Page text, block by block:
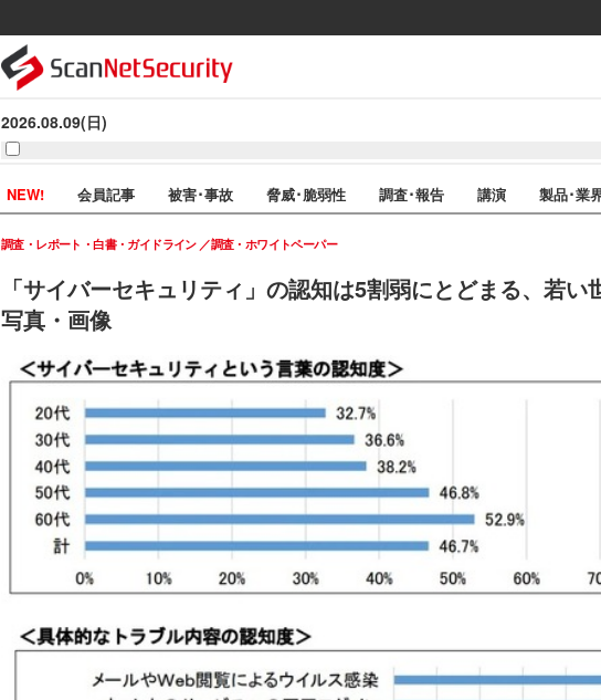
2026.08.09(日)
NEW! 会員記事 被害･事故 脅威･脆弱性 調査･報告 講演 製品･業
「サイバーセキュリティ」の認知は5割弱にとどまる、若
写真・画像
調査・レポート・白書・ガイドライン 調査・ホワイトペーパー